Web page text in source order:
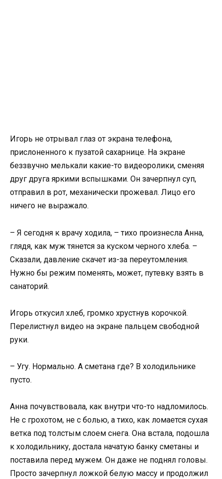
Игорь не отрывал глаз от экрана телефона,
прислоненного к пузатой сахарнице. На экране
беззвучно мелькали какие-то видеоролики, сменяя
друг друга яркими вспышками. Он зачерпнул суп,
отправил в рот, механически прожевал. Лицо его
ничего не выражало.
– Я сегодня к врачу ходила, – тихо произнесла Анна,
глядя, как муж тянется за куском черного хлеба. –
Сказали, давление скачет из-за переутомления.
Нужно бы режим поменять, может, путевку взять в
санаторий.
Игорь откусил хлеб, громко хрустнув корочкой.
Перелистнул видео на экране пальцем свободной
руки.
– Угу. Нормально. А сметана где? В холодильнике
пусто.
Анна почувствовала, как внутри что-то надломилось.
Не с грохотом, не с болью, а тихо, как ломается сухая
ветка под толстым слоем снега. Она встала, подошла
к холодильнику, достала начатую банку сметаны и
поставила перед мужем. Он даже не поднял головы.
Просто зачерпнул ложкой белую массу и продолжил